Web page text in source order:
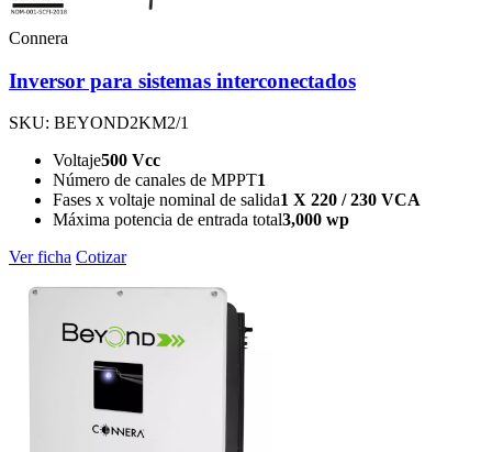
Connera
Inversor para sistemas interconectados
SKU: BEYOND2KM2/1
Voltaje500 Vcc
Número de canales de MPPT1
Fases x voltaje nominal de salida1 X 220 / 230 VCA
Máxima potencia de entrada total3,000 wp
Ver ficha Cotizar